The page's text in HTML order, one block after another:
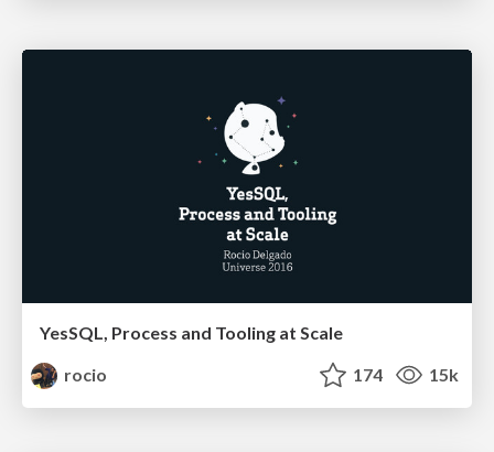
YesSQL, Process and Tooling at Scale
rocio
174 15k